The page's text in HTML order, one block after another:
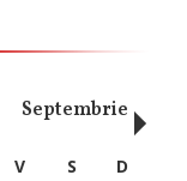
Septembrie
V S
D